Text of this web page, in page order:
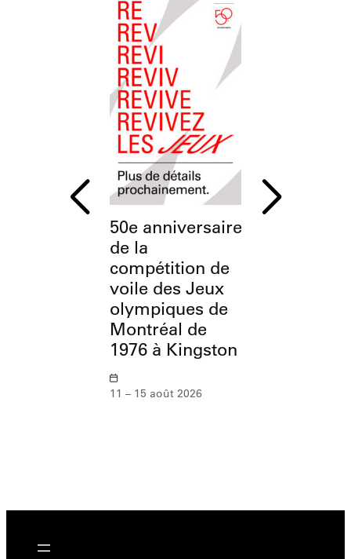
50e anniversaire
de la
compétition de
voile des Jeux
olympiques de
Montréal de
1976 à Kingston
11 – 15 août 2026